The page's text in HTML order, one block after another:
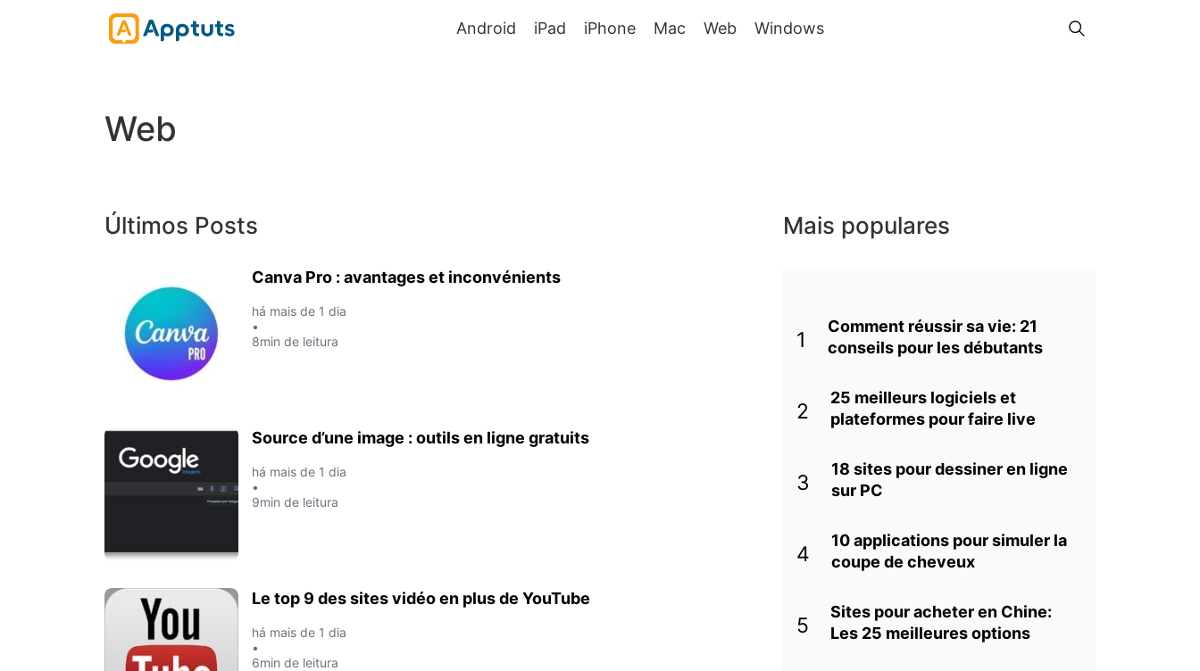
Android iPad iPhone Mac Web Windows
Web
Últimos Posts
Canva Pro : avantages et inconvénients
há mais de 1 dia
•
8min de leitura
Source d’une image : outils en ligne gratuits
há mais de 1 dia
•
9min de leitura
Le top 9 des sites vidéo en plus de YouTube
há mais de 1 dia
•
6min de leitura
Mais populares
1
Comment réussir sa vie: 21
conseils pour les débutants
2
25 meilleurs logiciels et
plateformes pour faire live
3
18 sites pour dessiner en ligne
sur PC
4
10 applications pour simuler la
coupe de cheveux
5
Sites pour acheter en Chine:
Les 25 meilleures options